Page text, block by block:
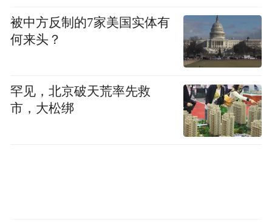
展趋势进行了交流分享。
原标题：平度市召开房建及市政工程质量检
被中方反制的7家美国实体有
何来头？
罕见，北京破天荒率先救
市，大松绑